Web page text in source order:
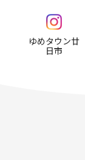
ゆめタウン廿
日市